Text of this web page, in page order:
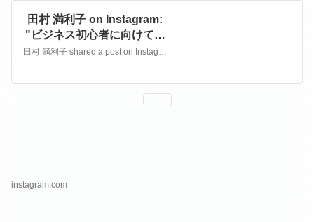
田村 満利子 on Instagram:
"ビジネス初心者に向けて、
今からのビジネス展開のワ
せていただきます。ビジネ
スに迷ったらぜひ会いに来
田村 満利子 shared a post on Instagram: "ビジネス初心者に向けて、今からのビジネス展開のワンポイントアドバイスをさせていただきます。ビジネスに迷ったらぜひ会いに来てください！". Follow their account to see 17 posts.
instagram.com